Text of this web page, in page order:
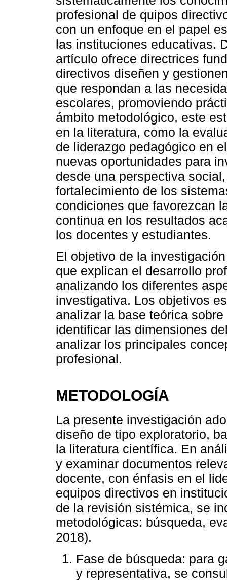
profesional de quipos
con un enfoque en el papel
las instituciones educativas.
artículo ofrece directrices
directivos diseñen y
que respondan a las
escolares, promoviendo
ámbito metodológico, este
en la literatura, como la
de liderazgo pedagógico en
nuevas oportunidades para
desde una perspectiva
fortalecimiento de los
condiciones que favorezcan
continua en los resultados
los docentes y estudiantes.
El objetivo de la
que explican el desarrollo
analizando los diferentes
investigativa. Los objetivos
analizar la base teórica
identificar las dimensiones
analizar los principales
profesional.
METODOLOGÍA
La presente investigación
diseño de tipo exploratorio,
la literatura científica. En
y examinar documentos
docente, con énfasis en el
equipos directivos en
de la revisión sistémica, se
metodológicas: búsqueda,
2018).
Fase de búsqueda: para
y representativa, se